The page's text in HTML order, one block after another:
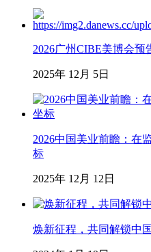
2026广州CIBE美博会预
2025年 12月 5日
2026中国美业前瞻：在
标
2025年 12月 12日
焕新征程，共同解锁中